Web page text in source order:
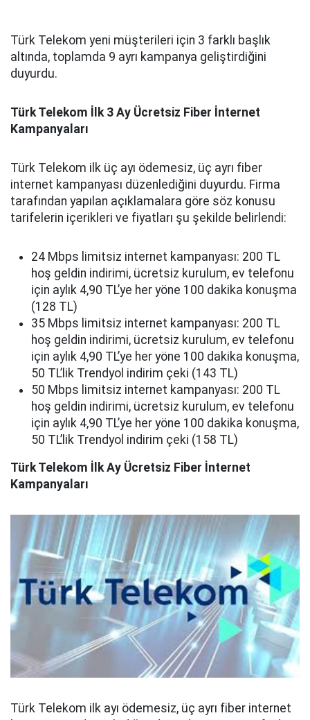
Türk Telekom yeni müşterileri için 3 farklı başlık
altında, toplamda 9 ayrı kampanya geliştirdiğini
duyurdu.
Türk Telekom İlk 3 Ay Ücretsiz Fiber İnternet
Kampanyaları
Türk Telekom ilk üç ayı ödemesiz, üç ayrı fiber
internet kampanyası düzenlediğini duyurdu. Firma
tarafından yapılan açıklamalara göre söz konusu
tarifelerin içerikleri ve fiyatları şu şekilde belirlendi:
24 Mbps limitsiz internet kampanyası: 200 TL
hoş geldin indirimi, ücretsiz kurulum, ev telefonu
için aylık 4,90 TL’ye her yöne 100 dakika konuşma
(128 TL)
35 Mbps limitsiz internet kampanyası: 200 TL
hoş geldin indirimi, ücretsiz kurulum, ev telefonu
için aylık 4,90 TL’ye her yöne 100 dakika konuşma,
50 TL’lik Trendyol indirim çeki (143 TL)
50 Mbps limitsiz internet kampanyası: 200 TL
hoş geldin indirimi, ücretsiz kurulum, ev telefonu
için aylık 4,90 TL’ye her yöne 100 dakika konuşma,
50 TL’lik Trendyol indirim çeki (158 TL)
Türk Telekom İlk Ay Ücretsiz Fiber İnternet
Kampanyaları
Türk Telekom ilk ayı ödemesiz, üç ayrı fiber internet